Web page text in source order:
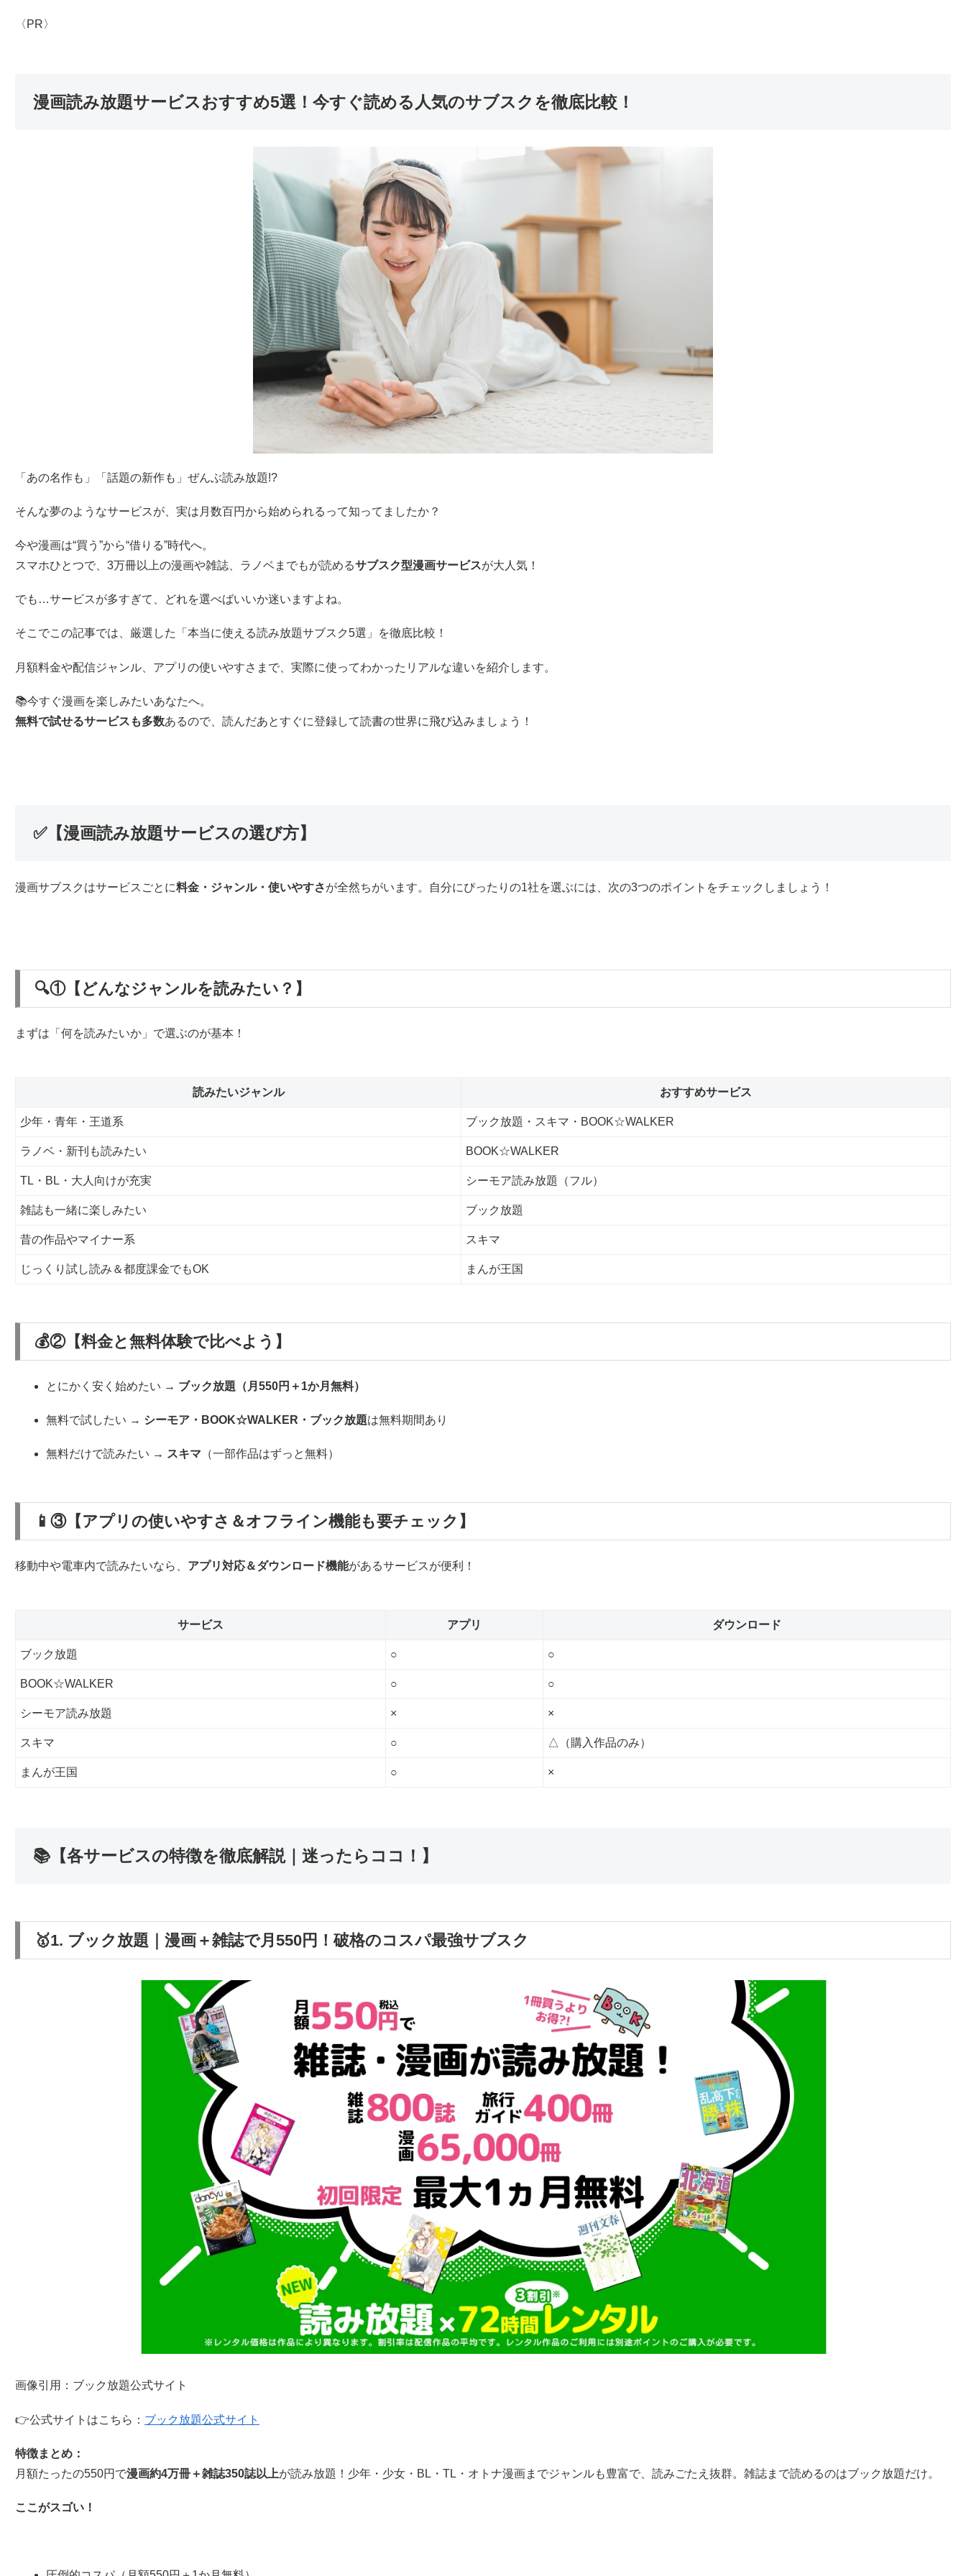
〈PR〉
漫画読み放題サービスおすすめ5選！今すぐ読める人気のサブスクを徹底比較！
「あの名作も」「話題の新作も」ぜんぶ読み放題!?
そんな夢のようなサービスが、実は月数百円から始められるって知ってましたか？
今や漫画は“買う”から“借りる”時代へ。
スマホひとつで、3万冊以上の漫画や雑誌、ラノベまでもが読めるサブスク型漫画サービスが大人気！
でも…サービスが多すぎて、どれを選べばいいか迷いますよね。
そこでこの記事では、厳選した「本当に使える読み放題サブスク5選」を徹底比較！
月額料金や配信ジャンル、アプリの使いやすさまで、実際に使ってわかったリアルな違いを紹介します。
📚今すぐ漫画を楽しみたいあなたへ。
無料で試せるサービスも多数あるので、読んだあとすぐに登録して読書の世界に飛び込みましょう！
✅【漫画読み放題サービスの選び方】
漫画サブスクはサービスごとに料金・ジャンル・使いやすさが全然ちがいます。自分にぴったりの1社を選ぶには、次の3つのポイントをチェックしましょう！
🔍①【どんなジャンルを読みたい？】
まずは「何を読みたいか」で選ぶのが基本！
読みたいジャンル おすすめサービス
少年・青年・王道系 ブック放題・スキマ・BOOK☆WALKER
ラノベ・新刊も読みたい BOOK☆WALKER
TL・BL・大人向けが充実 シーモア読み放題（フル）
雑誌も一緒に楽しみたい ブック放題
昔の作品やマイナー系 スキマ
じっくり試し読み＆都度課金でもOK まんが王国
💰②【料金と無料体験で比べよう】
とにかく安く始めたい → ブック放題（月550円＋1か月無料）
無料で試したい → シーモア・BOOK☆WALKER・ブック放題は無料期間あり
無料だけで読みたい → スキマ （一部作品はずっと無料）
📱③【アプリの使いやすさ＆オフライン機能も要チェック】
移動中や電車内で読みたいなら、 アプリ対応＆ダウンロード機能があるサービスが便利！
サービス アプリ ダウンロード
ブック放題 ○ ○
BOOK☆WALKER ○ ○
シーモア読み放題 × ×
スキマ ○ △（購入作品のみ）
まんが王国 ○ ×
📚【各サービスの特徴を徹底解説｜迷ったらココ！】
🥇1. ブック放題｜漫画＋雑誌で月550円！破格のコスパ最強サブスク
画像引用：ブック放題公式サイト
👉公式サイトはこちら： ブック放題公式サイト
特徴まとめ：
月額たったの550円で漫画約4万冊＋雑誌350誌以上が読み放題！少年・少女・BL・TL・オトナ漫画までジャンルも豊富で、読みごたえ抜群。雑誌まで読めるのはブック放題だけ。
ここがスゴい！